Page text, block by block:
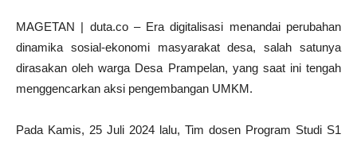
MAGETAN | duta.co – Era digitalisasi menandai perubahan
dinamika sosial-ekonomi masyarakat desa, salah satunya
dirasakan oleh warga Desa Prampelan, yang saat ini tengah
menggencarkan aksi pengembangan UMKM.
Pada Kamis, 25 Juli 2024 lalu, Tim dosen Program Studi S1